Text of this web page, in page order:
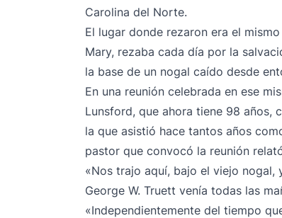
Carolina del Norte.
El lugar donde rezaron era el
Mary, rezaba cada día por la
la base de un nogal caído desde
En una reunión celebrada en ese
Lunsford, que ahora tiene 98 años,
la que asistió hace tantos años
pastor que convocó la reunión
«Nos trajo aquí, bajo el viejo nogal,
George W. Truett venía todas las
«Independientemente del tiempo